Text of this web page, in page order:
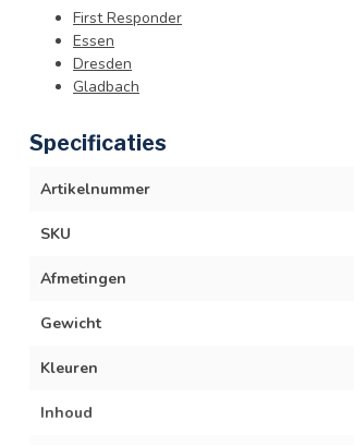
First Responder
Essen
Dresden
Gladbach
Specificaties
Artikelnummer
SKU
Afmetingen
Gewicht
Kleuren
Inhoud